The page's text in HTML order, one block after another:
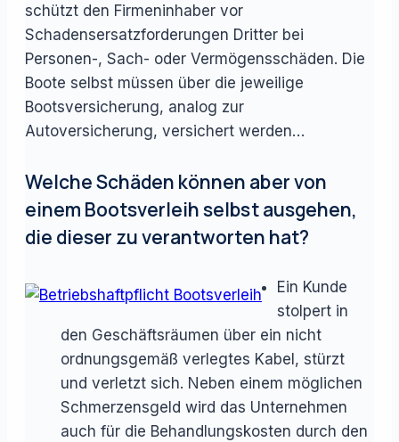
schützt den Firmeninhaber vor
Schadensersatzforderungen Dritter bei
Personen-, Sach- oder Vermögensschäden. Die
Boote selbst müssen über die jeweilige
Bootsversicherung, analog zur
Autoversicherung, versichert werden…
Welche Schäden können aber von
einem Bootsverleih selbst ausgehen,
die dieser zu verantworten hat?
Ein Kunde
stolpert in
den Geschäftsräumen über ein nicht
ordnungsgemäß verlegtes Kabel, stürzt
und verletzt sich. Neben einem möglichen
Schmerzensgeld wird das Unternehmen
auch für die Behandlungskosten durch den